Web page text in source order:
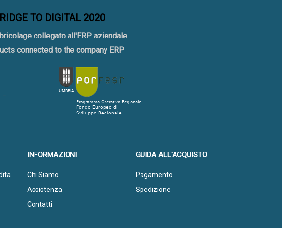
TO DIGITAL 2020
collegato all'ERP aziendale.
connected to the company ERP
GUIDA ALL'ACQUISTO
Pagamento
Spedizione
INFORMAZIONI
Chi Siamo
Assistenza
Contatti